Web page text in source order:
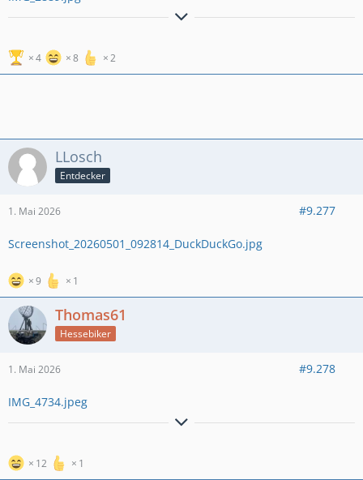
Der Weltraumvogel durchstreift das WWW
Tricolour...die mit der
http://www.VisualARTs-Fotografie.de
4 8 2
LLosch
Entdecker
1. Mai 2026 #9.277
Screenshot_20260501_092814_DuckDuckGo.jpg
9 1
Thomas61
Hessebiker
1. Mai 2026 #9.278
IMG_4734.jpeg
Thomas
12 1